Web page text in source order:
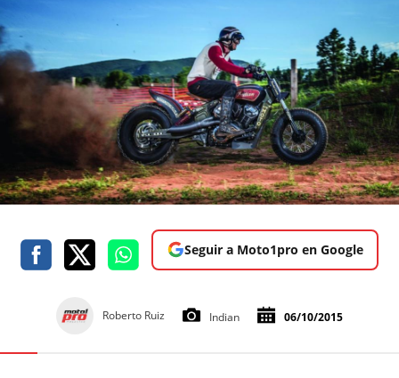
Seguir a Moto1pro en Google
Roberto Ruiz Indian 06/10/2015